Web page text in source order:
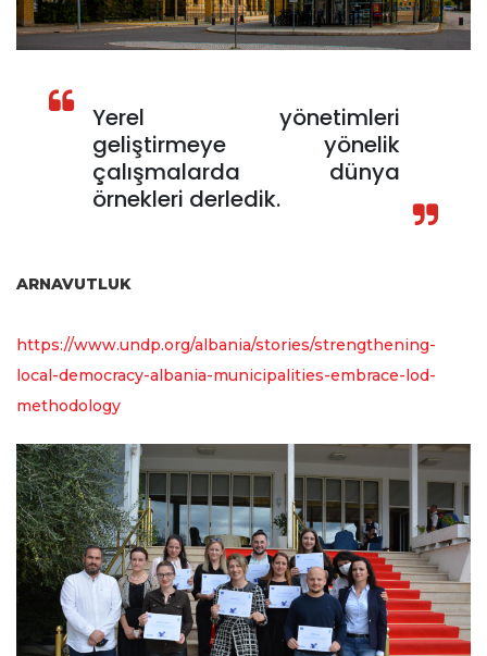
Yerel yönetimleri
geliştirmeye yönelik
çalışmalarda dünya
örnekleri derledik.
ARNAVUTLUK
https://www.undp.org/albania/stories/strengthening-
local-democracy-albania-municipalities-embrace-lod-
methodology